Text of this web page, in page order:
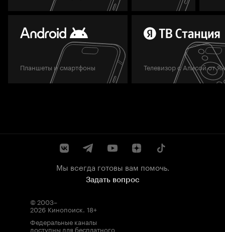
Планшеты и смартфоны Телевизор с Алисой от
Мы всегда готовы вам помочь.
Задать вопрос
© 2003–
2026 Кинопоиск 18+
Федеральные каналы
доступны для бесплатного